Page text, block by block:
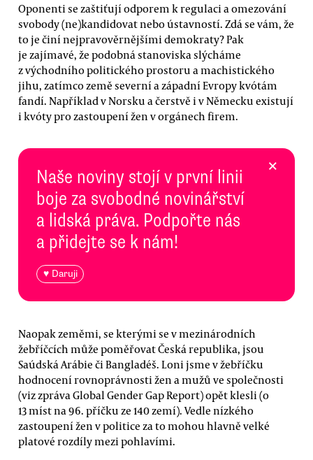
Oponenti se zaštiťují odporem k regulaci a omezování
svobody (ne)kandidovat nebo ústavností. Zdá se vám, že
to je činí nejpravověrnějšími demokraty? Pak
je zajímavé, že podobná stanoviska slýcháme
z východního politického prostoru a machistického
jihu, zatímco země severní a západní Evropy kvótám
fandí. Například v Norsku a čerstvě i v Německu existují
i kvóty pro zastoupení žen v orgánech firem.
Naše noviny stojí v první linii
boje za svobodné novinářství
a lidská práva. Podpořte nás
a přidejte se k nám!
♥ Daruji
×
Naopak zeměmi, se kterými se v mezinárodních
žebříčcích může poměřovat Česká republika, jsou
Saúdská Arábie či Bangladéš. Loni jsme v žebříčku
hodnocení rovnoprávnosti žen a mužů ve společnosti
(viz zpráva Global Gender Gap Report) opět klesli (o
13 míst na 96. příčku ze 140 zemí). Vedle nízkého
zastoupení žen v politice za to mohou hlavně velké
platové rozdíly mezi pohlavími.